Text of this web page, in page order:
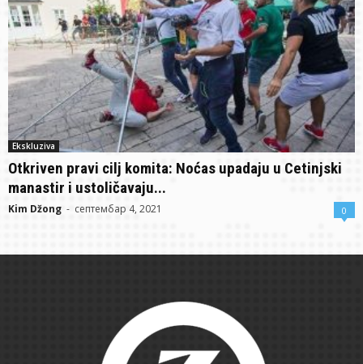
Ekskluziva
Otkriven pravi cilj komita: Noćas upadaju u Cetinjski
manastir i ustoličavaju...
Kim Džong - септембар 4, 2021 0